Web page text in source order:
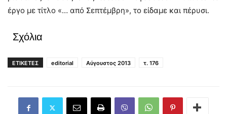
έργο με τίτλο «… από Σεπτέμβρη», το είδαμε και πέρυσι.
Σχόλια
ΕΤΙΚΕΤΕΣ editorial Αύγουστος 2013 τ. 176